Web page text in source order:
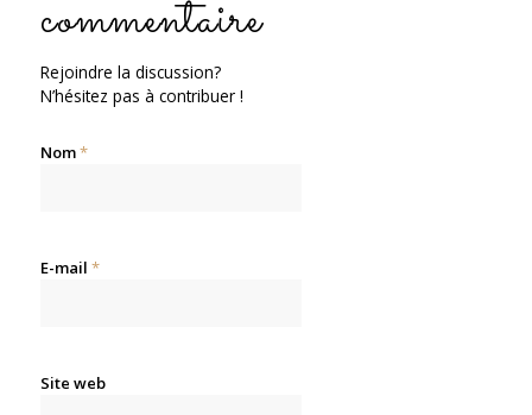
commentaire
Rejoindre la discussion?
N’hésitez pas à contribuer !
Nom*
E-mail *
Site web